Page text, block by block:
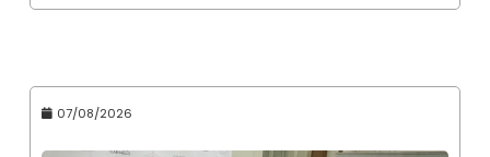
07/08/2026